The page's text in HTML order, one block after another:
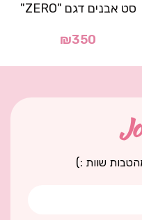
סט אבנים דגם "ZERO"
₪350
שוות :)